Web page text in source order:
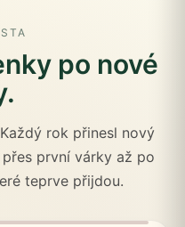
po nové
rok přinesl nový
první várky až po
teprve přijdou.